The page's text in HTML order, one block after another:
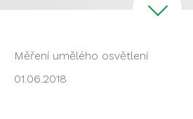
Měření umělého osvětlení
01.06.2018